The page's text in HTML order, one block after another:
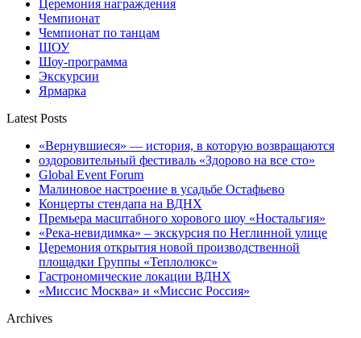
Церемония награждения
Чемпионат
Чемпионат по танцам
ШОУ
Шоу-программа
Экскурсии
Ярмарка
Latest Posts
«Вернувшиеся» — история, в которую возвращаются
оздоровительный фестиваль «Здорово на все сто»
Global Event Forum
Малиновое настроение в усадьбе Остафьево
Концерты стендапа на ВДНХ
Премьера масштабного хорового шоу «Ностальгия»
«Река-невидимка» – экскурсия по Неглинной улице
Церемония открытия новой производственной
площадки Группы «Теплолюкс»
Гастрономические локации ВДНХ
«Миссис Москва» и «Миссис Россия»
Archives